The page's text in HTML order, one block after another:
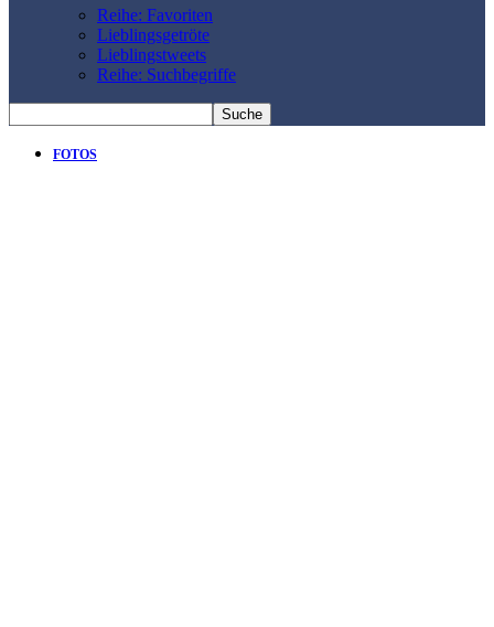
Reihe: Favoriten
Lieblingsgetröte
Lieblingstweets
Reihe: Suchbegriffe
FOTOS